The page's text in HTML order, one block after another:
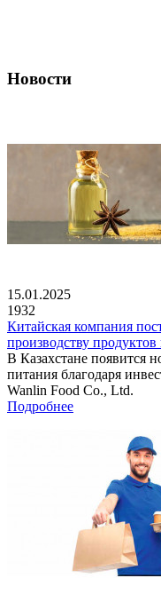
Новости
15.01.2025
1932
Китайская компания
производству
В Казахстане появится
питания благодаря
Wanlin Food Co., Ltd.
Подробнее